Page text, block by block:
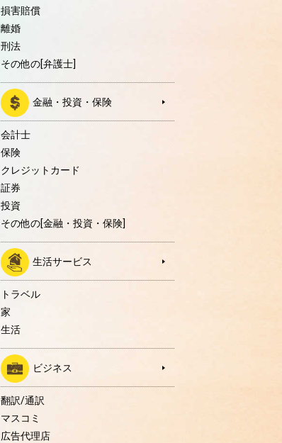
損害賠償
離婚
刑法
その他の[弁護士]
金融・投資・保険
会計士
保険
クレジットカード
証券
投資
その他の[金融・投資・保険]
生活サービス
トラベル
家
生活
ビジネス
翻訳/通訳
マスコミ
広告代理店